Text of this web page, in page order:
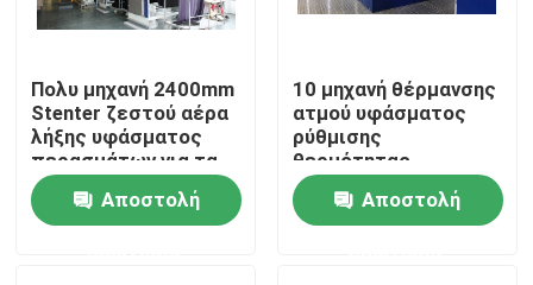
Σπίτι
Προϊόντα
Πολυ μηχανή 2400mm
Stenter ζεστού αέρα
λήξης υφάσματος
περασμάτων για τα
υφάσματα σεντονιών
Αποστολή
10 μηχανή θέρμανσης
ατμού υφάσματος
ρύθμισης
θερμότητας
αιθουσών 100m/Min
για το ύφασμα
βελούδου
Αποστολή